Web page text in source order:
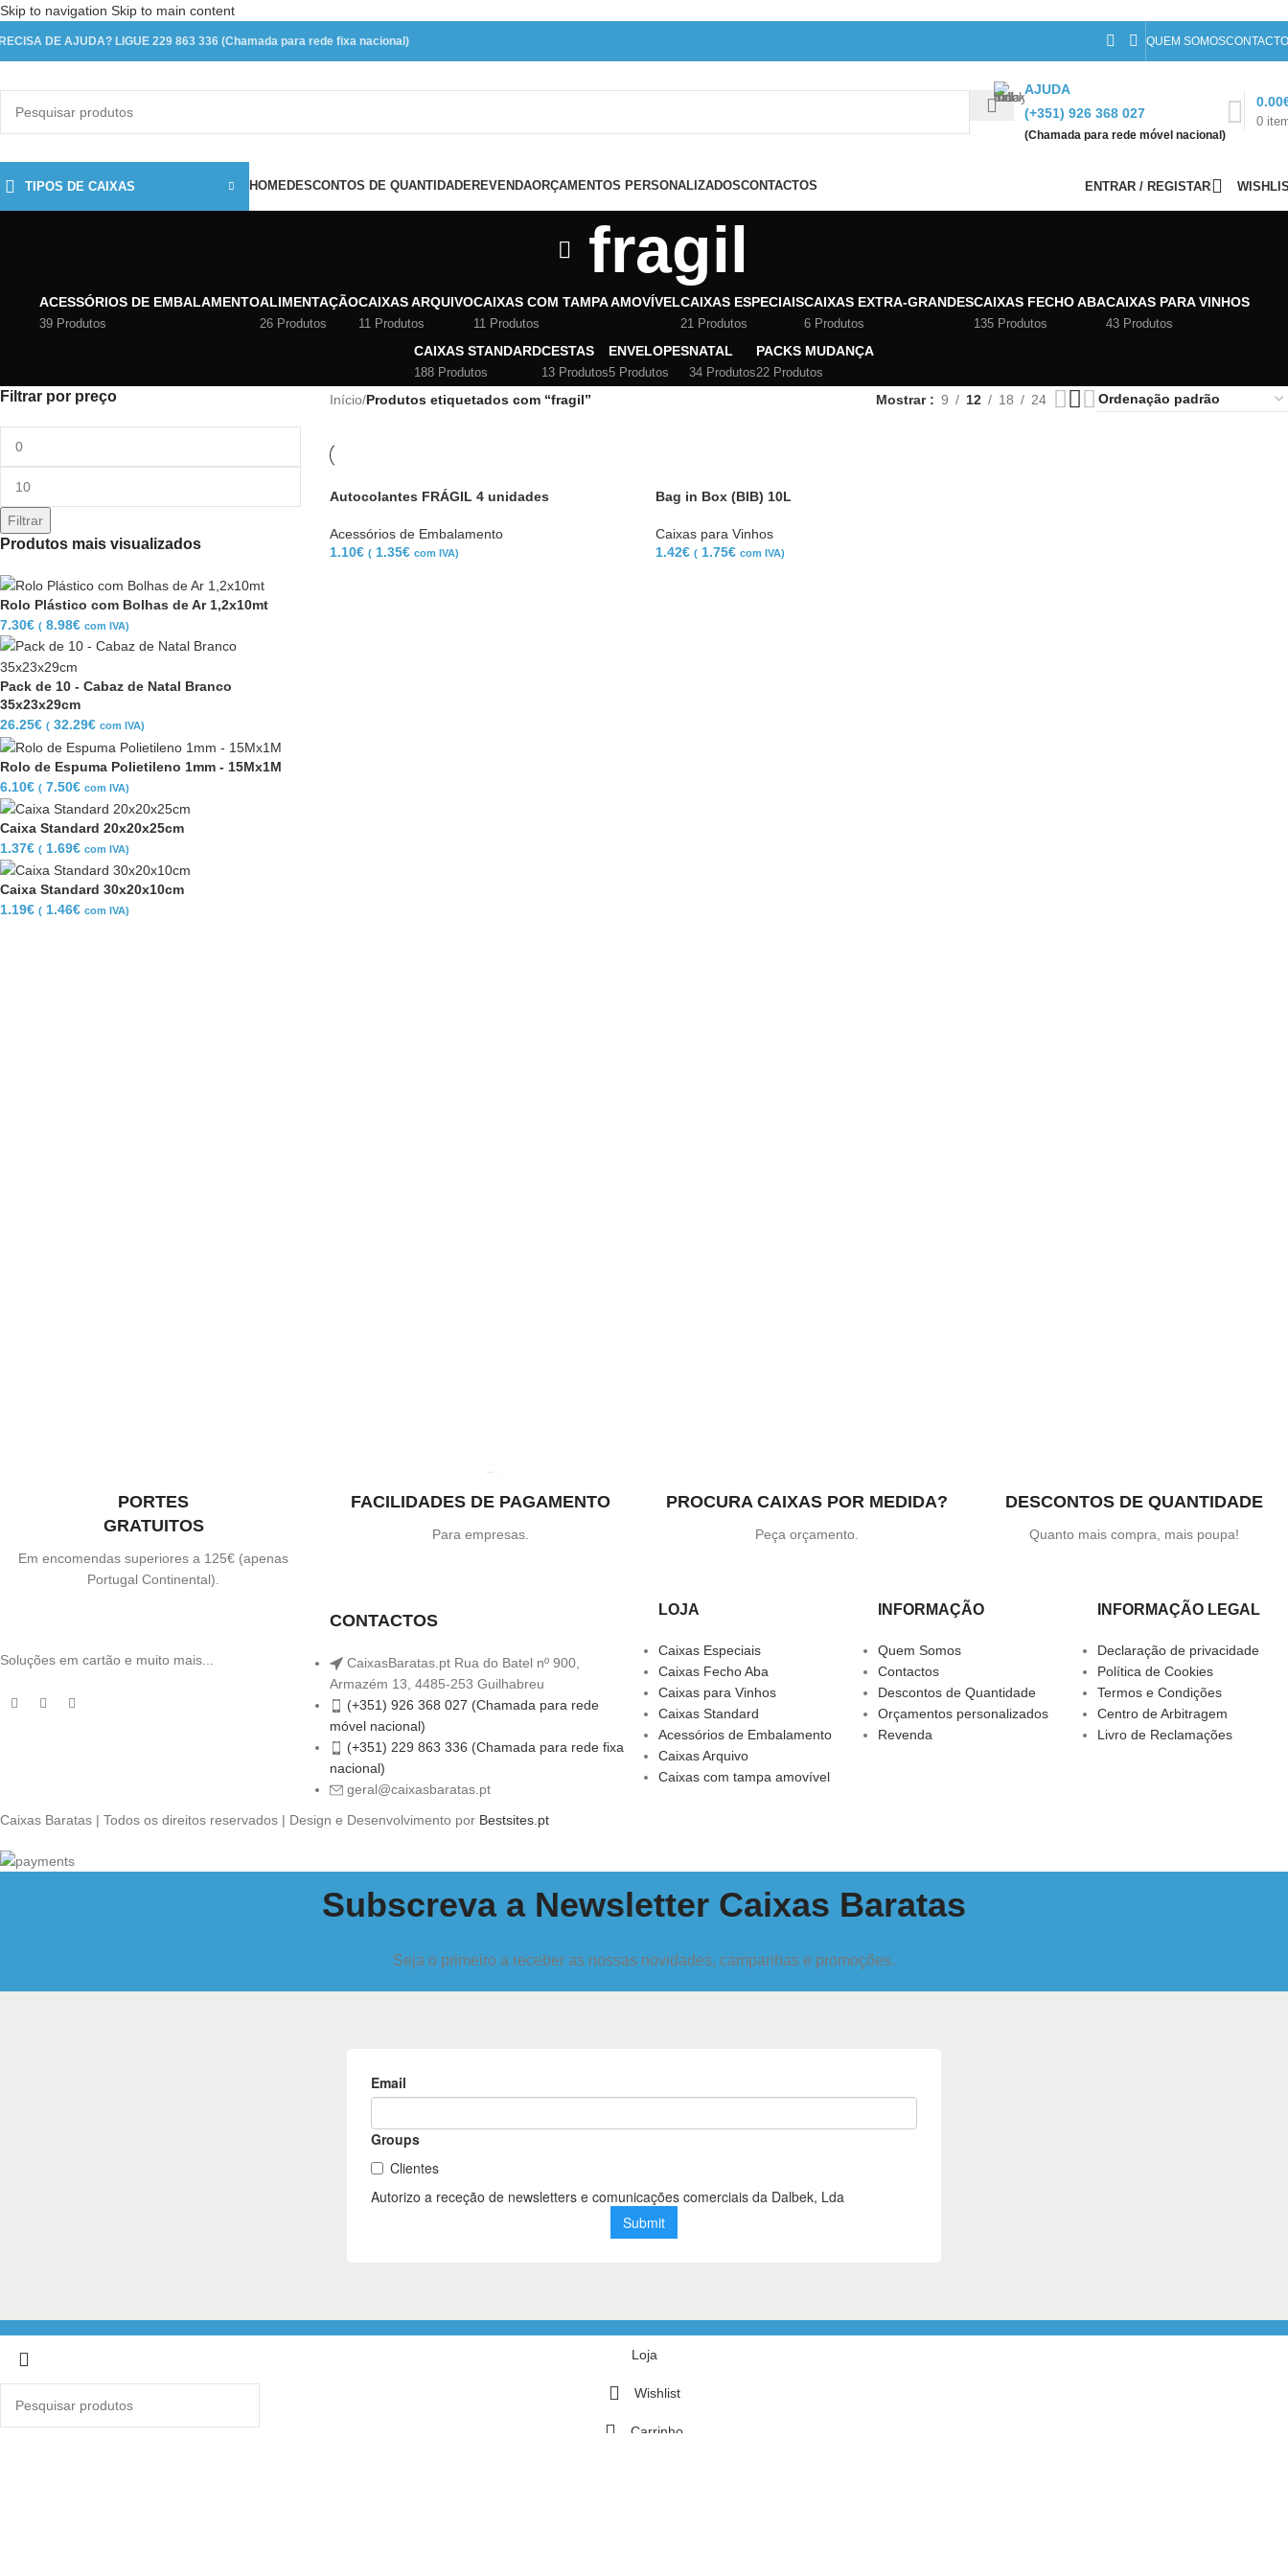
Skip to navigation Skip to main content
DE AJUDA? LIGUE 229 863 336 (Chamada para rede fixa nacional) QUEM SOMOS
AJUDA
(+351) 926 368 027
(Chamada para rede móvel nacional)
0
0.00
TIPOS DE CAIXAS HOMEDESCONTOS DE QUANTIDADEREVENDAORÇAMENTOS PERSONALIZADOSCONTACTOS ENTRAR / REGISTAR
fragil
ACESSÓRIOS DE EMBALAMENTO
39 Produtos
ALIMENTAÇÃO
26 Produtos
CAIXAS ARQUIVO
11 Produtos
CAIXAS COM TAMPA AMOVÍVEL
11 Produtos
CAIXAS ESPECIAIS
21 Produtos
CAIXAS EXTRA-GRANDES
6 Produtos
CAIXAS FECHO ABA
135 Produtos
CAIXAS PARA VINHOS
43 Produtos
CAIXAS STANDARD
188 Produtos
CESTAS
13 Produtos
ENVELOPES
5 Produtos
NATAL
34 Produtos
PACKS MUDANÇA
22 Produtos
Filtrar por preço
Filtrar
Produtos mais visualizados
Rolo Plástico com Bolhas de Ar 1,2x10mt
7.30€ ( 8.98€ com IVA)
Pack de 10 - Cabaz de Natal Branco
35x23x29cm
26.25€ ( 32.29€ com IVA)
Rolo de Espuma Polietileno 1mm - 15Mx1M
6.10€ ( 7.50€ com IVA)
Caixa Standard 20x20x25cm
1.37€ ( 1.69€ com IVA)
Caixa Standard 30x20x10cm
1.19€ ( 1.46€ com IVA)
Início/Produtos etiquetados com “fragil” Mostrar 9 12 18 24
Autocolantes FRÁGIL 4 unidades
Acessórios de Embalamento
1.10€ ( 1.35€ com IVA)
Bag in Box (BIB) 10L
Caixas para Vinhos
1.42€ ( 1.75€ com IVA)
PORTES
GRATUITOS
Em encomendas superiores a 125€ (apenas
Portugal Continental).
FACILIDADES DE PAGAMENTO
Para empresas.
PROCURA CAIXAS POR MEDIDA?
Peça orçamento.
DESCONTOS DE QUANTIDADE
Quanto mais compra, mais poupa!
Soluções em cartão e muito mais...
CONTACTOS
CaixasBaratas.pt Rua do Batel nº 900,
Armazém 13, 4485-253 Guilhabreu
(+351) 926 368 027 (Chamada para rede
móvel nacional)
(+351) 229 863 336 (Chamada para rede fixa
nacional)
geral@caixasbaratas.pt
LOJA
Caixas Especiais
Caixas Fecho Aba
Caixas para Vinhos
Caixas Standard
Acessórios de Embalamento
Caixas Arquivo
Caixas com tampa amovível
INFORMAÇÃO
Quem Somos
Contactos
Descontos de Quantidade
Orçamentos personalizados
Revenda
INFORMAÇÃO LEGAL
Declaração de privacidade
Política de Cookies
Termos e Condições
Centro de Arbitragem
Livro de Reclamações
Caixas Baratas | Todos os direitos reservados | Design e Desenvolvimento por Bestsites.pt
Subscreva a Newsletter Caixas Baratas
Seja o primeiro a receber as nossas novidades, campanhas e promoções.
Loja
Wishlist
Carrinho